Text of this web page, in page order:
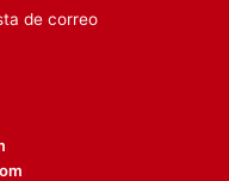
de correo